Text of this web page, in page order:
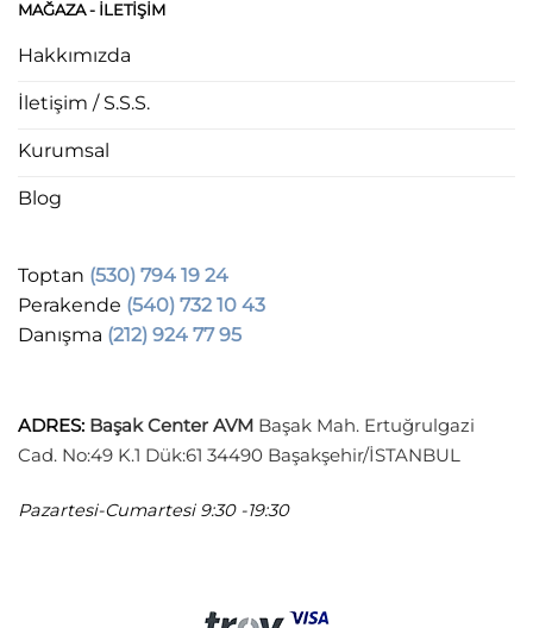
MAĞAZA - ILETIŞIM
Hakkımızda
İletişim / S.S.S.
Kurumsal
Blog
Toptan (530) 794 19 24
Perakende (540) 732 10 43
Danışma (212) 924 77 95
ADRES: Başak Center AVM Başak Mah. Ertuğrulgazi
Cad. No:49 K.1 Dük:61 34490 Başakşehir/İSTANBUL
Pazartesi-Cumartesi 9:30 -19:30